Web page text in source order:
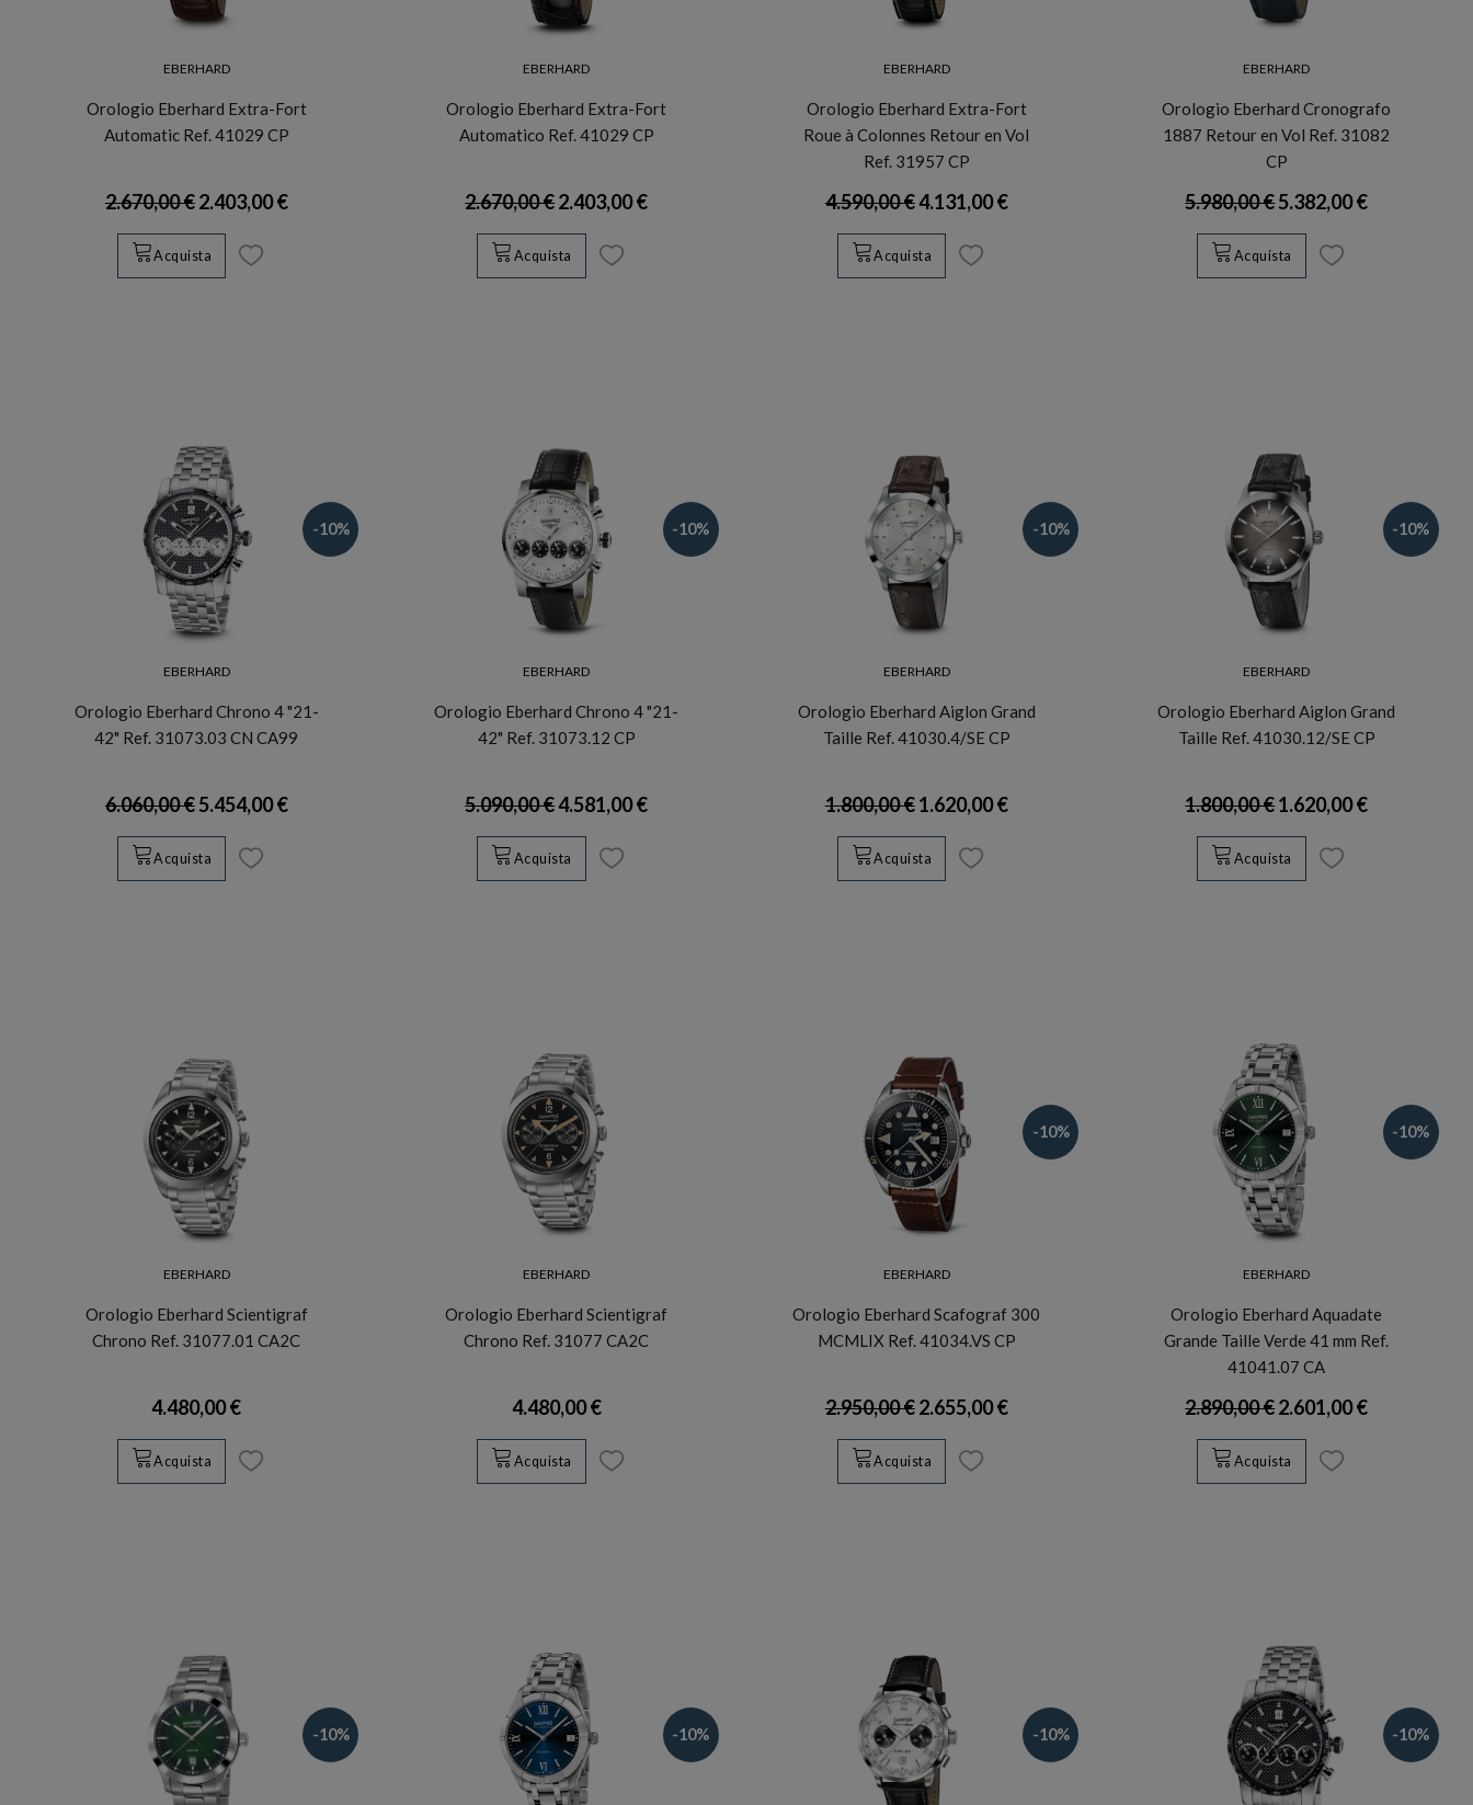
EBERHARD
Orologio Eberhard Extra-Fort
Automatic Ref. 41029 CP
2.670,00 €2.403,00 €
Acquista
EBERHARD
Orologio Eberhard Extra-Fort
Automatico Ref. 41029 CP
2.670,00 €2.403,00 €
Acquista
EBERHARD
Orologio Eberhard Extra-Fort
Roue à Colonnes Retour en Vol
Ref. 31957 CP
4.590,00 €4.131,00 €
Acquista
EBERHARD
Orologio Eberhard Cronografo
1887 Retour en Vol Ref. 31082
CP
5.980,00 €5.382,00 €
Acquista
-10%
EBERHARD
Orologio Eberhard Chrono 4 "21-
42" Ref. 31073.03 CN CA99
6.060,00 €5.454,00 €
Acquista
-10%
EBERHARD
Orologio Eberhard Chrono 4 "21-
42" Ref. 31073.12 CP
5.090,00 €4.581,00 €
Acquista
-10%
EBERHARD
Orologio Eberhard Aiglon Grand
Taille Ref. 41030.4/SE CP
1.800,00 €1.620,00 €
Acquista
-10%
EBERHARD
Orologio Eberhard Aiglon Grand
Taille Ref. 41030.12/SE CP
1.800,00 €1.620,00 €
Acquista
EBERHARD
Orologio Eberhard Scientigraf
Chrono Ref. 31077.01 CA2C
4.480,00 €
Acquista
EBERHARD
Orologio Eberhard Scientigraf
Chrono Ref. 31077 CA2C
4.480,00 €
Acquista
-10%
EBERHARD
Orologio Eberhard Scafograf 300
MCMLIX Ref. 41034.VS CP
2.950,00 €2.655,00 €
Acquista
-10%
EBERHARD
Orologio Eberhard Aquadate
Grande Taille Verde 41 mm Ref.
41041.07 CA
2.890,00 €2.601,00 €
Acquista
-10% -10% -10% -10%